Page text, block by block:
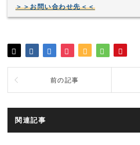
＞＞お問い合わせ先＜＜
前の記事
関連記事